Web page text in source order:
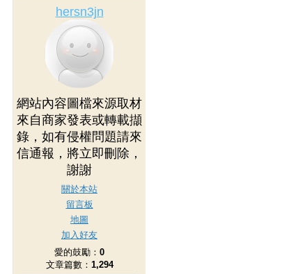
hersn3jn
網站內容圖檔來源取材
來自商家發表或轉載擷
錄，如有侵權問題請來
信通報，將立即刪除，
謝謝
關於本站
留言板
地圖
加入好友
愛的鼓勵： 0
文章篇數： 1,294